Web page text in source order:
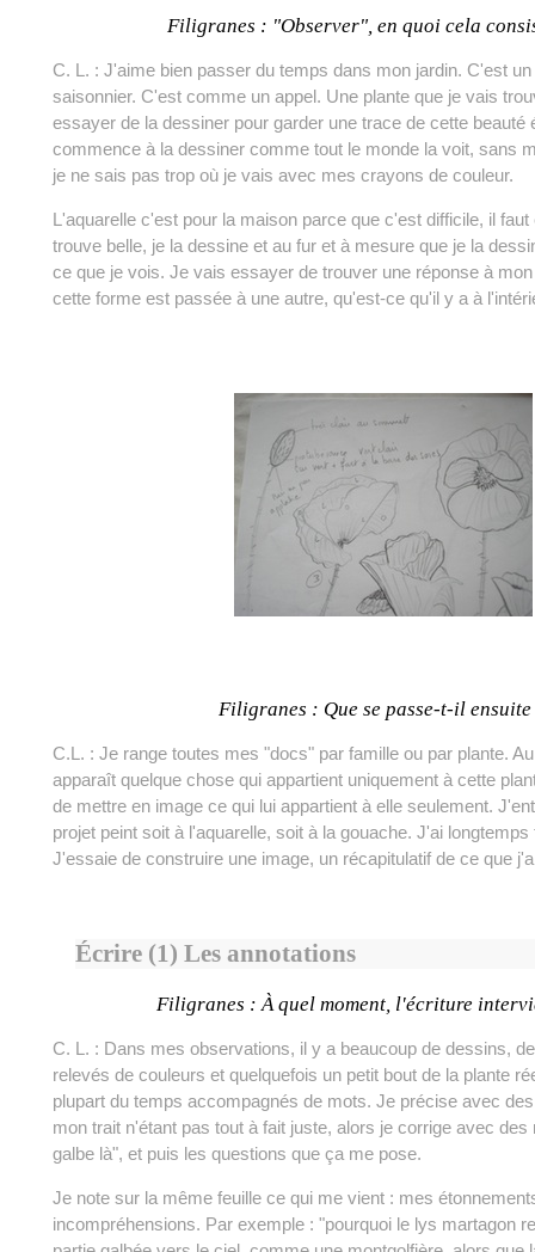
Filigranes : "Observer", en quoi cela
C. L. : J'aime bien passer du temps dans mon jardin. C'est
saisonnier. C'est comme un appel. Une plante que je vais
essayer de la dessiner pour garder une trace de cette beauté
commence à la dessiner comme tout le monde la voit, sans
je ne sais pas trop où je vais avec mes crayons de couleur.
L'aquarelle c'est pour la maison parce que c'est difficile, il
trouve belle, je la dessine et au fur et à mesure que je la
ce que je vois. Je vais essayer de trouver une réponse à
cette forme est passée à une autre, qu'est-ce qu'il y a à
Filigranes : Que se passe-t-il ensuite
C.L. : Je range toutes mes "docs" par famille ou par plante.
apparaît quelque chose qui appartient uniquement à cette
de mettre en image ce qui lui appartient à elle seulement.
projet peint soit à l'aquarelle, soit à la gouache. J'ai
J'essaie de construire une image, un récapitulatif de ce que
Écrire (1) Les annotations
Filigranes : À quel moment, l'écriture
C. L. : Dans mes observations, il y a beaucoup de dessins,
relevés de couleurs et quelquefois un petit bout de la plante
plupart du temps accompagnés de mots. Je précise avec
mon trait n'étant pas tout à fait juste, alors je corrige avec
galbe là", et puis les questions que ça me pose.
Je note sur la même feuille ce qui me vient : mes
incompréhensions. Par exemple : "pourquoi le lys martagon